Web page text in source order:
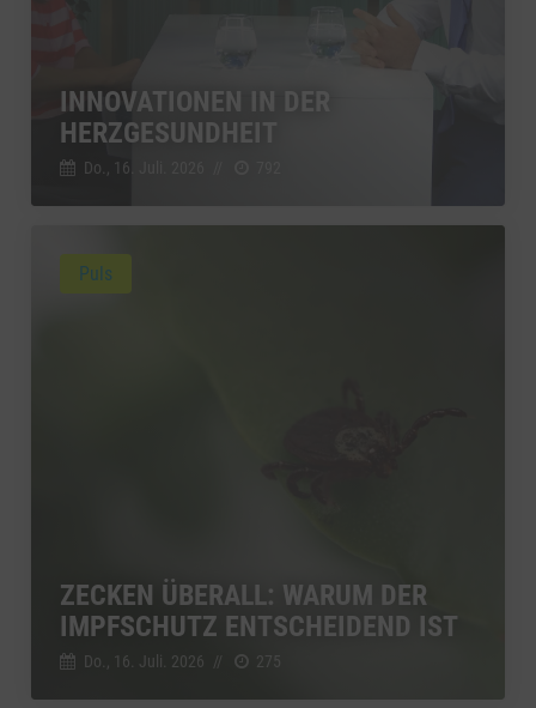
INNOVATIONEN IN DER
HERZGESUNDHEIT
Do., 16. Juli. 2026
ZECKEN ÜBERALL: WARUM DER
IMPFSCHUTZ ENTSCHEIDEND IST
Do., 16. Juli. 2026 // 275
Puls